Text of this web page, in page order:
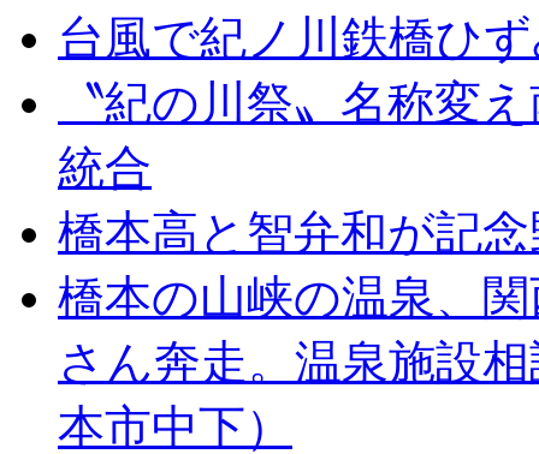
台風で紀ノ川鉄橋ひ
〝紀の川祭〟名称変
統合
橋本高と智弁和が記
橋本の山峡の温泉、
さん奔走。温泉施設
本市中下）